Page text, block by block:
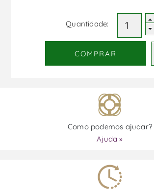
Quantidade:
COMPRAR
Como podemos ajudar?
Ajuda »